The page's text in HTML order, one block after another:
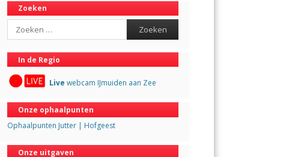
Zoeken
Search
In de Regio
Live webcam IJmuiden aan Zee
Onze ophaalpunten
Ophaalpunten Jutter | Hofgeest
Onze uitgaven